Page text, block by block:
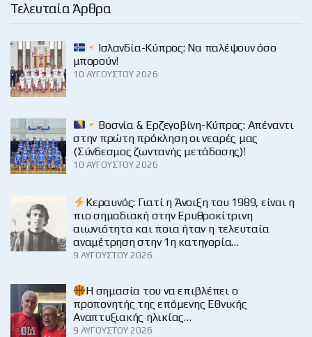
Τελευταία Άρθρα
Ισλανδία-Κύπρος: Να παλέψουν όσο
μπορούν!
10 ΑΥΓΟΎΣΤΟΥ 2026
Βοσνία & Ερζεγοβίνη-Κύπρος: Απέναντι
στην πρώτη πρόκληση οι νεαρές μας
(Σύνδεσμος ζωντανής μετάδοσης)!
10 ΑΥΓΟΎΣΤΟΥ 2026
Κεραυνός: Γιατί η Άνοιξη του 1989, είναι η
πιο σημαδιακή στην Ερυθροκίτρινη
αιωνιότητα και ποια ήταν η τελευταία
αναμέτρηση στην 1η κατηγορία…
9 ΑΥΓΟΎΣΤΟΥ 2026
H σημασία του να επιβλέπει ο
προπονητής της επόμενης Εθνικής
Αναπτυξιακής ηλικίας…
9 ΑΥΓΟΎΣΤΟΥ 2026